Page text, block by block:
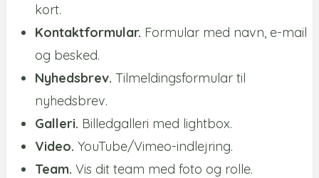
kort.
Kontaktformular. Formular med navn, e-mail
og besked.
Nyhedsbrev. Tilmeldingsformular til
nyhedsbrev.
Galleri. Billedgalleri med lightbox.
Video. YouTube/Vimeo-indlejring.
Team. Vis dit team med foto og rolle.